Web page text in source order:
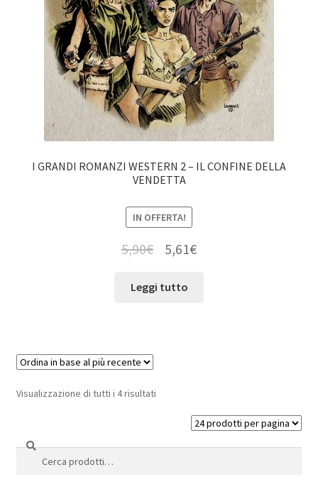
I GRANDI ROMANZI WESTERN 2 – IL CONFINE DELLA
VENDETTA
IN OFFERTA!
5,90€ 5,61€
Leggi tutto
Visualizzazione di tutti i 4 risultati
Cerca:
Cerca